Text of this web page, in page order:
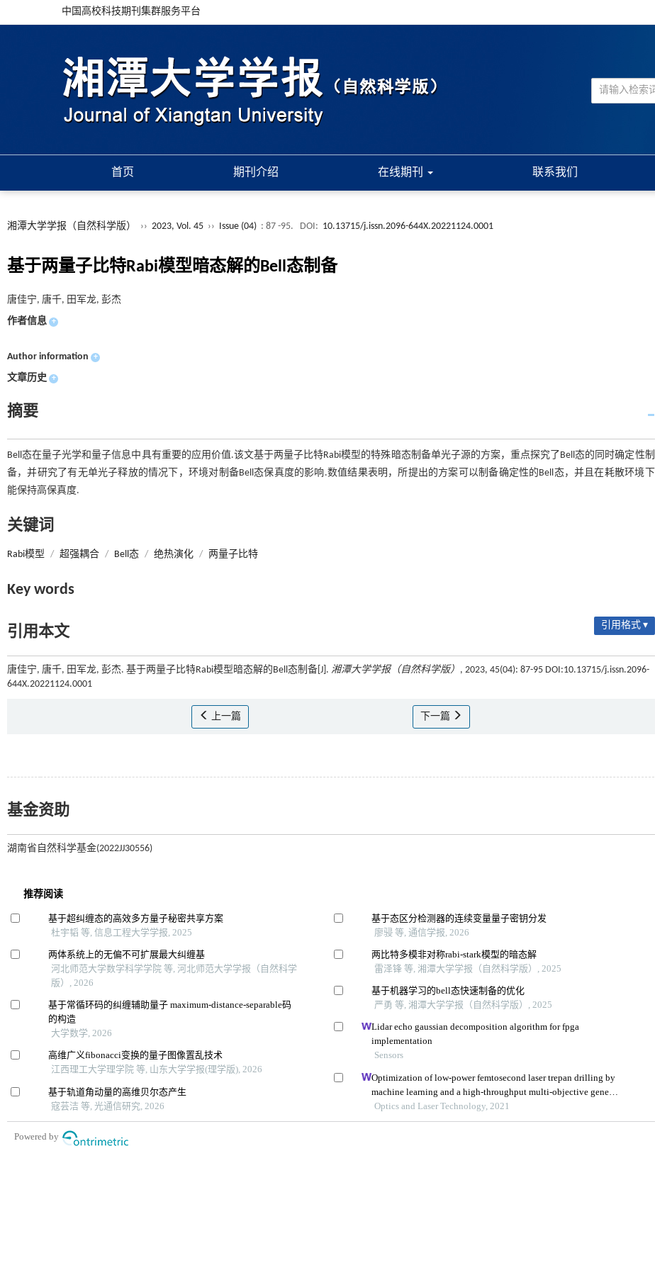
中国高校科技期刊集群服务平台
首页 期刊介绍 在线期刊 联系我们
湘潭大学学报（自然科学版） ›› 2023, Vol. 45 ›› Issue (04) : 87 -95. DOI: 10.13715/j.issn.2096-644X.20221124.0001
基于两量子比特Rabi模型暗态解的Bell态制备
唐佳宁, 唐千, 田军龙, 彭杰
作者信息 +
Author information +
文章历史 +
摘要
Bell态在量子光学和量子信息中具有重要的应用价值.该文基于两量子比特Rabi模型的特殊暗态制备单光子源的方案，重点探究了Bell态的同时确定性制
备，并研究了有无单光子释放的情况下，环境对制备Bell态保真度的影响.数值结果表明，所提出的方案可以制备确定性的Bell态，并且在耗散环境下
能保持高保真度.
关键词
Rabi模型 / 超强耦合 / Bell态 / 绝热演化 / 两量子比特
Key words
引用本文 引用格式 ▾
唐佳宁, 唐千, 田军龙, 彭杰. 基于两量子比特Rabi模型暗态解的Bell态制备[J]. 湘潭大学学报（自然科学版） , 2023, 45(04): 87-95 DOI:10.13715/j.issn.2096-
644X.20221124.0001
上一篇 下一篇
基金资助
湖南省自然科学基金(2022JJ30556)